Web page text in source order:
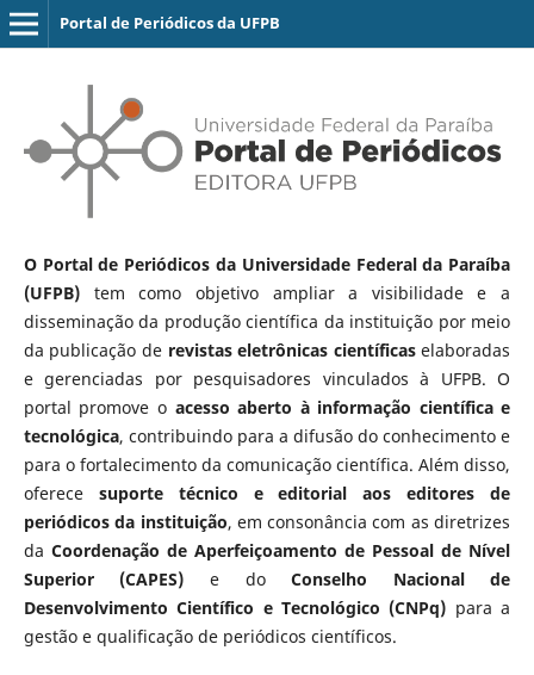
Portal de Periódicos da UFPB
O Portal de Periódicos da Universidade Federal da Paraíba
(UFPB)tem como objetivo ampliar a visibilidade e a
disseminação da produção científica da instituição por meio
da publicação de revistas eletrônicas científicaselaboradas
e gerenciadas por pesquisadores vinculados à UFPB. O
portal promove o acesso aberto à informação científica e
tecnológica, contribuindo para a difusão do conhecimento e
para o fortalecimento da comunicação científica. Além disso,
oferece suporte técnico e editorial aos editores de
periódicos da instituição, em consonância com as diretrizes
da Coordenação de Aperfeiçoamento de Pessoal de Nível
Superior (CAPES) e doConselho Nacional de
Desenvolvimento Científico e Tecnológico (CNPq) para a
gestão e qualificação de periódicos científicos.